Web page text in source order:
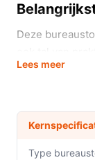
Deze
je de stoel
Lees meer
Type